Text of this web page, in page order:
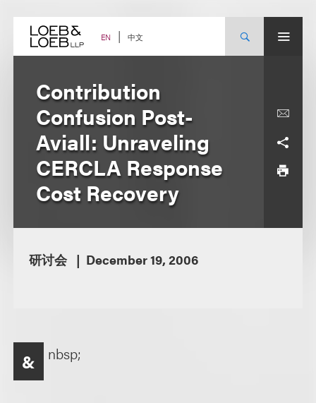
content EN 中文
Contribution
Confusion Post-
Aviall: Unraveling
CERCLA Response
Cost Recovery
研讨会 December 19, 2006
& nbsp;